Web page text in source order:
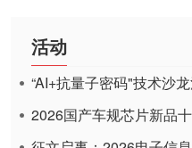
活动
“AI+抗量子密码"技术沙
2026国产车规芯片新品